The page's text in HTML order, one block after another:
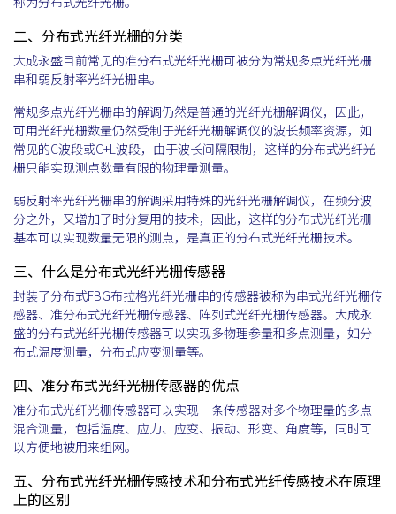
二、分布式光纤光栅的分类
大成永盛目前常见的准分布式光纤光栅可被分为常规多点光纤光栅
串和弱反射率光纤光栅串。
常规多点光纤光栅串的解调仍然是普通的光纤光栅解调仪，因此，
可用光纤光栅数量仍然受制于光纤光栅解调仪的波长频率资源，如
常见的C波段或C+L波段，由于波长间隔限制，这样的分布式光纤光
栅只能实现测点数量有限的物理量测量。
弱反射率光纤光栅串的解调采用特殊的光纤光栅解调仪，在频分波
分之外，又增加了时分复用的技术，因此，这样的分布式光纤光栅
基本可以实现数量无限的测点，是真正的分布式光纤光栅技术。
三、什么是分布式光纤光栅传感器
封装了分布式FBG布拉格光纤光栅串的传感器被称为串式光纤光栅传
感器、准分布式光纤光栅传感器、阵列式光纤光栅传感器。大成永
盛的分布式光纤光栅传感器可以实现多物理参量和多点测量，如分
布式温度测量，分布式应变测量等。
四、准分布式光纤光栅传感器的优点
准分布式光纤光栅传感器可以实现一条传感器对多个物理量的多点
混合测量，包括温度、应力、应变、振动、形变、角度等，同时可
以方便地被用来组网。
五、分布式光纤光栅传感技术和分布式光纤传感技术在原理
上的区别